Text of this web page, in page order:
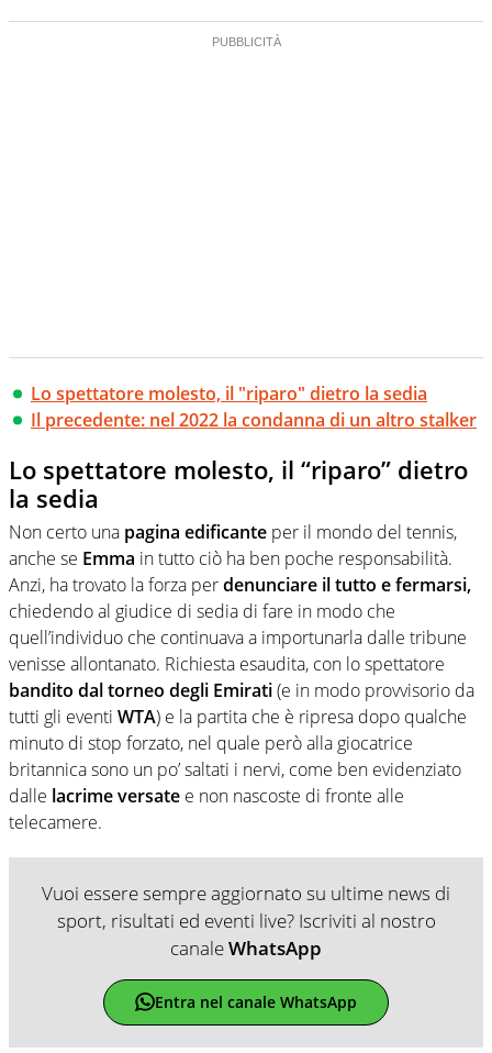
Lo spettatore molesto, il "riparo" dietro la sedia
Il precedente: nel 2022 la condanna di un altro stalker
Lo spettatore molesto, il “riparo” dietro
la sedia
Non certo una pagina edificante per il mondo del tennis,
anche se Emma in tutto ciò ha ben poche responsabilità.
Anzi, ha trovato la forza perdenunciare il tutto e fermarsi,
chiedendo al giudice di sedia di fare in modo che
quell’individuo che continuava a importunarla dalle tribune
venisse allontanato. Richiesta esaudita, con lo spettatore
bandito dal torneo degli Emirati(e in modo provvisorio da
tutti gli eventi WTA) e la partita che è ripresa dopo qualche
minuto di stop forzato, nel quale però alla giocatrice
britannica sono un po’ saltati i nervi, come ben evidenziato
dalle lacrime versate e non nascoste di fronte alle
telecamere.
Vuoi essere sempre aggiornato su ultime news di
sport, risultati ed eventi live? Iscriviti al nostro
canaleWhatsApp
Entra nel canale WhatsApp